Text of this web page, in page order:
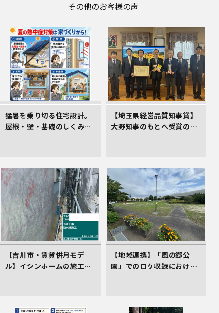
その他のお客様の声
猛暑を乗り切る住宅設計。
屋根・壁・基礎のしくみが
【埼玉県経営品質知事賞】
大野知事のもとへ受賞の御
【吉川市・賃貸併用モデ
ル】イシンホームの施工現
【地域連携】「風の郷公
園」でのロケ収録における